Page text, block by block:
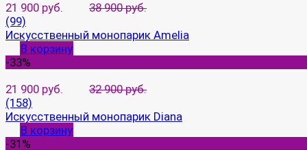
21 900 руб.
38 900 руб.
(99)
Искусственный монопарик Amelia
В корзину
-33%
21 900 руб.
32 900 руб.
(158)
Искусственный монопарик Diana
В корзину
-31%